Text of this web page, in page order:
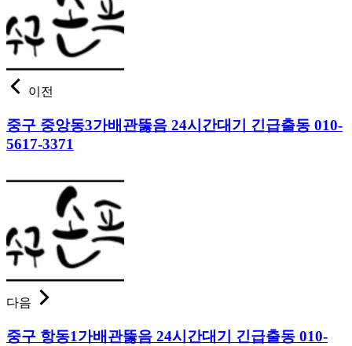
이전
중구 중앙동3가배관뚫음 24시간대기 긴급출동 010-
5617-3371
다음
중구 항동1가배관뚫음 24시간대기 긴급출동 010-